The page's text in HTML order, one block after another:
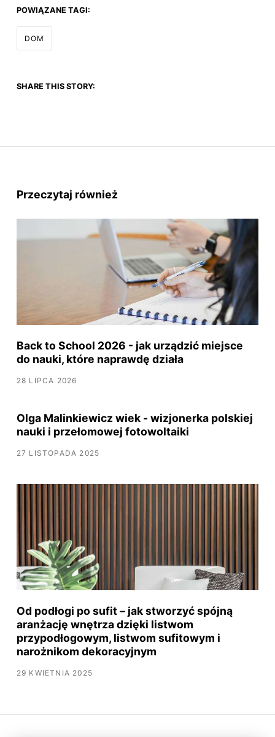
POWIĄZANE TAGI:
DOM
SHARE THIS STORY:
Przeczytaj również
Back to School 2026 - jak urządzić miejsce
do nauki, które naprawdę działa
28 LIPCA 2026
Olga Malinkiewicz wiek - wizjonerka polskiej
nauki i przełomowej fotowoltaiki
27 LISTOPADA 2025
Od podłogi po sufit – jak stworzyć spójną
aranżację wnętrza dzięki listwom
przypodłogowym, listwom sufitowym i
narożnikom dekoracyjnym
29 KWIETNIA 2025